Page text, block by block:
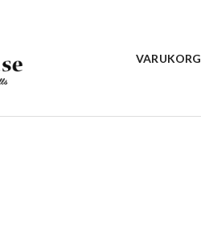
VARUKORG